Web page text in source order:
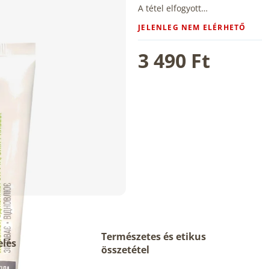
3 490 Ft
JELENLEG NEM ELÉRHETŐ
A tétel elfogyott…
Természetes és etikus
összetétel